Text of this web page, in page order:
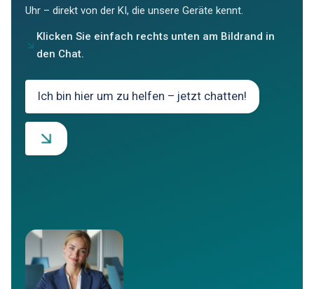
Uhr – direkt von der KI, die unsere Geräte kennt.
Klicken Sie einfach rechts unten am Bildrand in
den Chat.
Ich bin hier um zu helfen – jetzt chatten!